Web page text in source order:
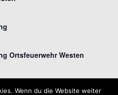
Ortsfeuerwehr Westen
Wenn du die Website weiter